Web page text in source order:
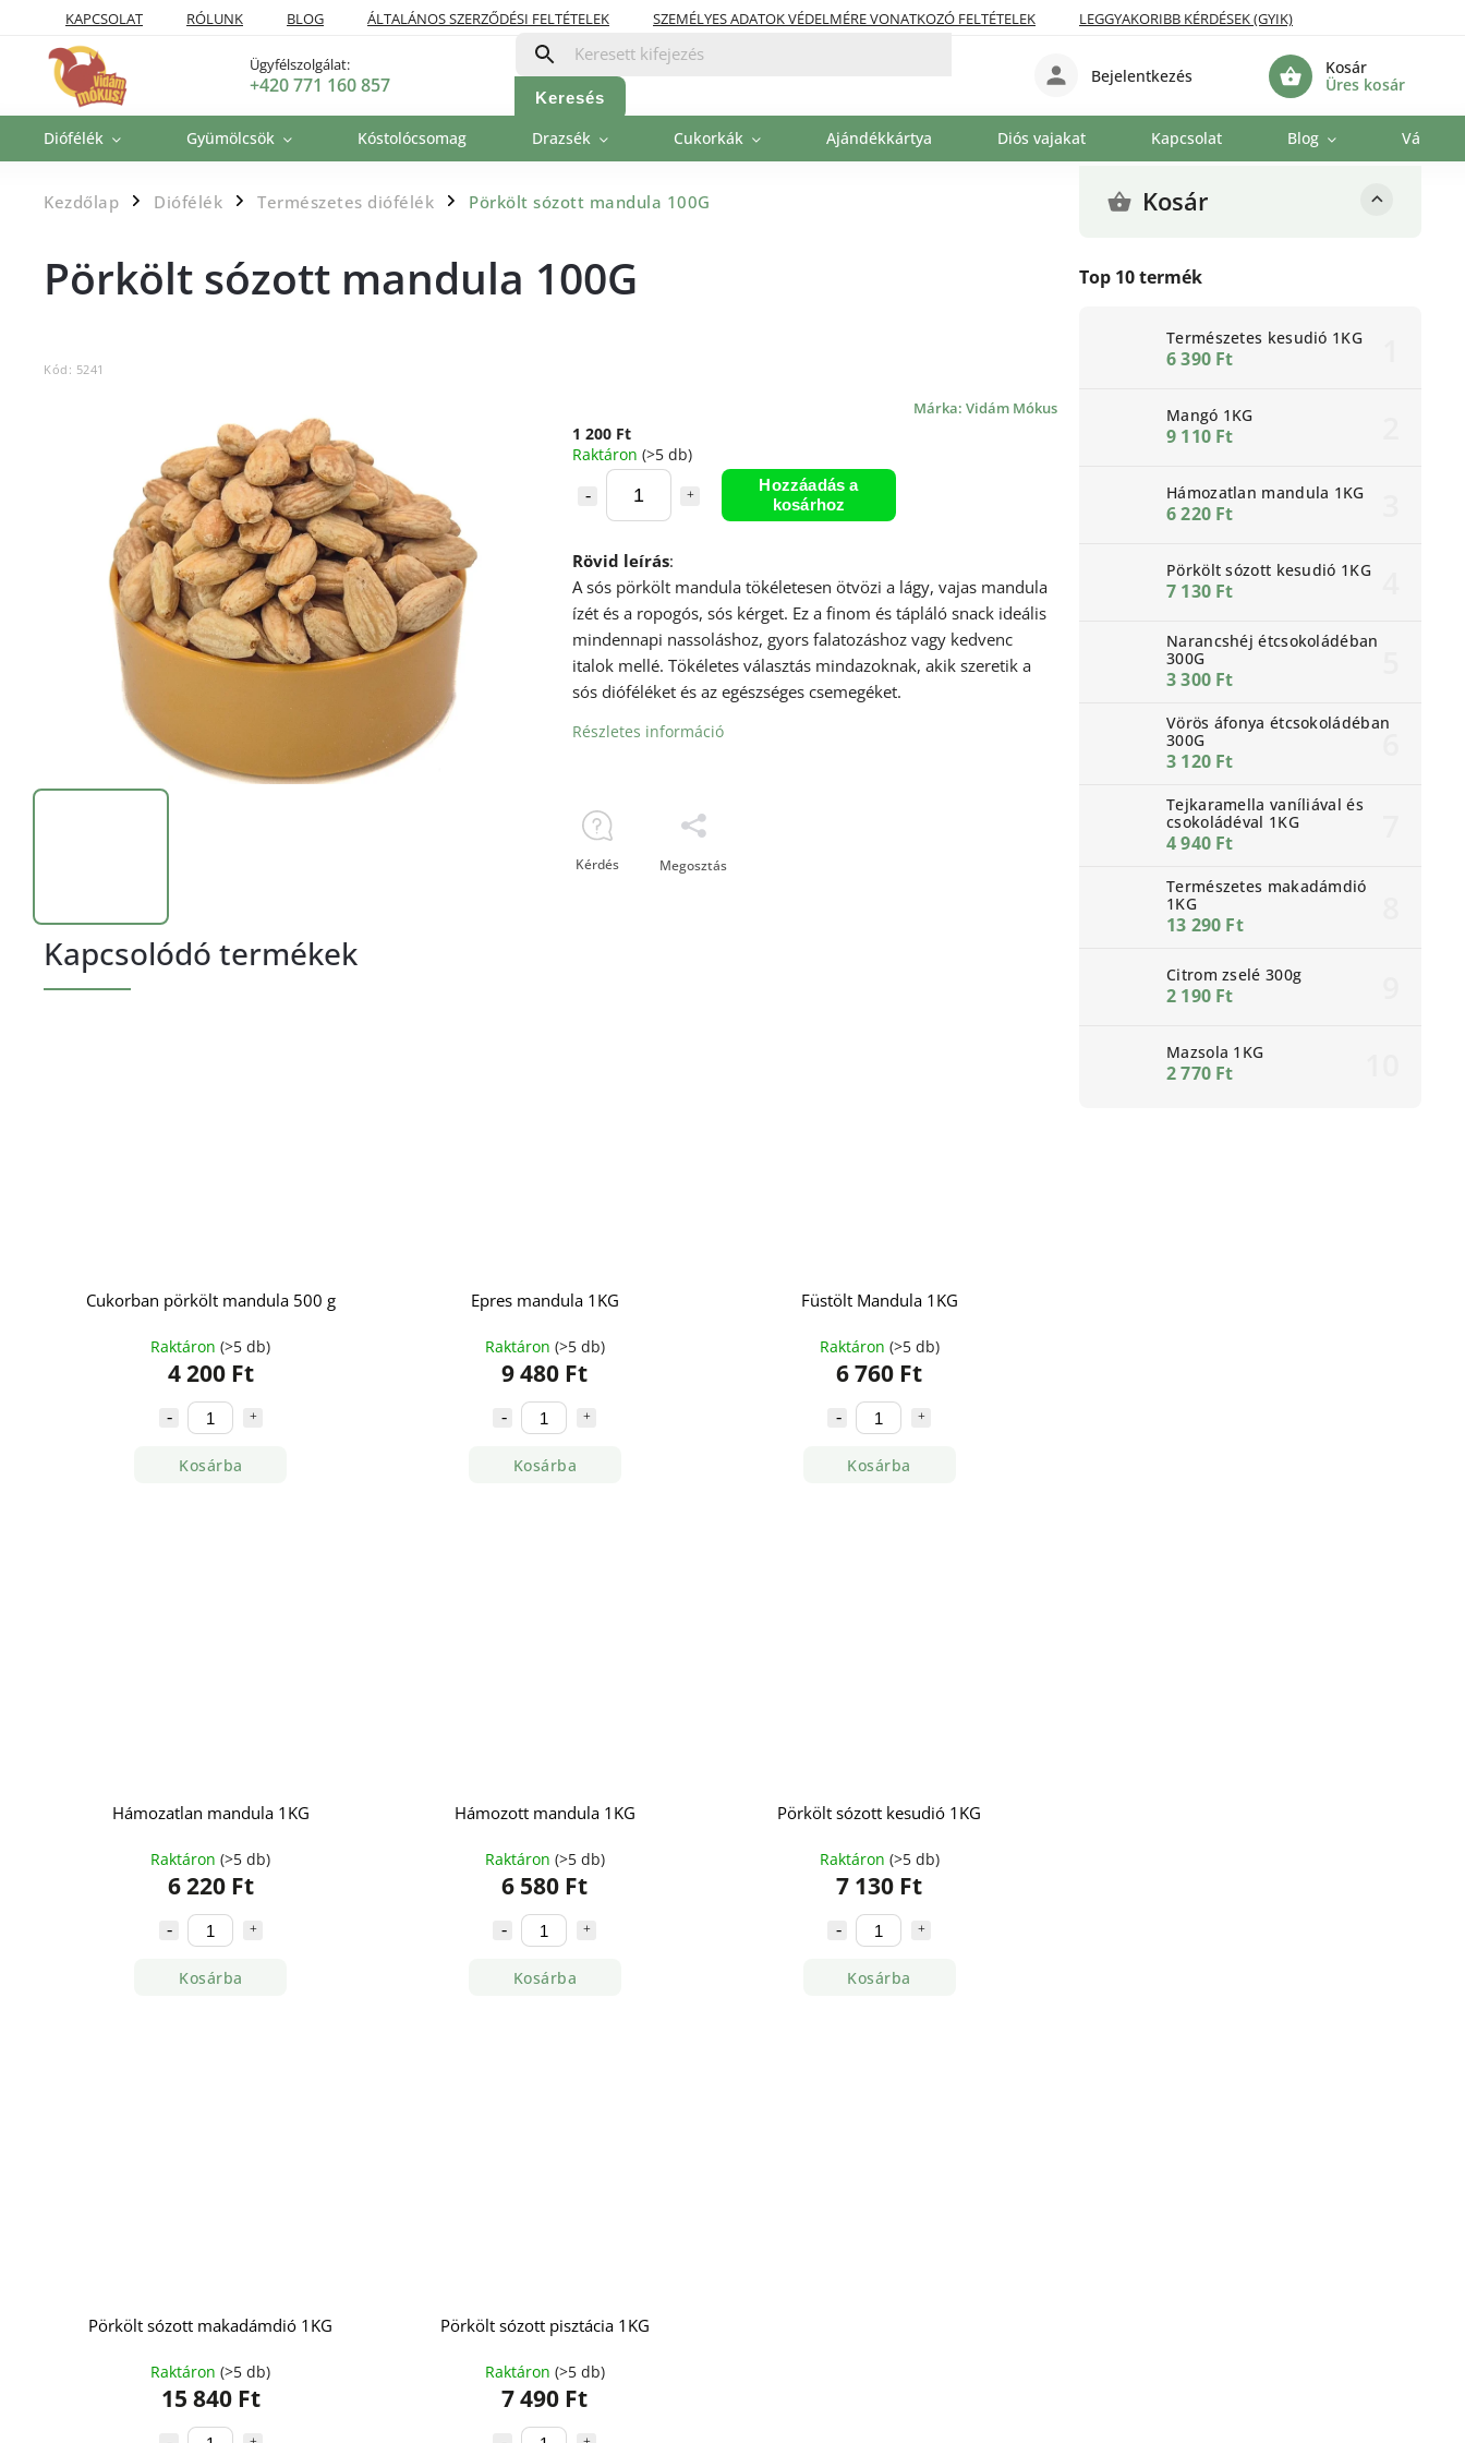
KAPCSOLAT RÓLUNK BLOG ÁLTALÁNOS SZERZŐDÉSI FELTÉTELEK SZEMÉLYES ADATOK VÉDELMÉRE VONATKOZÓ FELTÉTELEK
LEGGYAKORIBB KÉRDÉSEK (GYIK)
SZÁLLÍTÁSI POLITIKA
FIZETÉSI LEHETŐSÉGEK
Ügyfélszolgálat:
+420 771 160 857
Keresés
Kosár
Üres kosár
Bejelentkezés
Diófélék Gyümölcsök Kóstolócsomag Drazsék Cukorkák Ajándékkártya Diós vajakat Kapcsolat Blog
Kezdőlap / Diófélék / Természetes diófélék / Pörkölt sózott mandula 100G Kosár
Top 10 termék
Természetes kesudió 1KG
6 390 Ft
Mangó 1KG
9 110 Ft
Hámozatlan mandula 1KG
6 220 Ft
Pörkölt sózott kesudió 1KG
7 130 Ft
Narancshéj étcsokoládéban
300G
3 300 Ft
Vörös áfonya étcsokoládéban
300G
3 120 Ft
Tejkaramella vaníliával és
csokoládéval 1KG
4 940 Ft
Természetes makadámdió
1KG
13 290 Ft
Citrom zselé 300g
2 190 Ft
Mazsola 1KG
2 770 Ft
Pörkölt sózott mandula 100G
Kód: 5241
Márka: Vidám Mókus
1 200 Ft
Raktáron (>5 db)
Hozzáadás a
kosárhoz
Rövid leírás:
A sós pörkölt mandula tökéletesen ötvözi a lágy, vajas mandula
ízét és a ropogós, sós kérget. Ez a finom és tápláló snack ideális
mindennapi nassoláshoz, gyors falatozáshoz vagy kedvenc
italok mellé. Tökéletes választás mindazoknak, akik szeretik a
sós dióféléket és az egészséges csemegéket.
Részletes információ
Kérdés Megosztás
Kapcsolódó termékek
Cukorban pörkölt mandula 500 g
Raktáron(>5 db)
4 200 Ft
Kosárba
Epres mandula 1KG
Raktáron (>5 db)
9 480 Ft
Kosárba
Füstölt Mandula 1KG
Raktáron (>5 db)
6 760 Ft
Kosárba
Hámozatlan mandula 1KG
Raktáron(>5 db)
6 220 Ft
Kosárba
Hámozott mandula 1KG
Raktáron (>5 db)
6 580 Ft
Kosárba
Pörkölt sózott kesudió 1KG
Raktáron (>5 db)
7 130 Ft
Kosárba
Pörkölt sózott makadámdió 1KG
Raktáron(>5 db)
15 840 Ft
Pörkölt sózott pisztácia 1KG
Raktáron (>5 db)
7 490 Ft